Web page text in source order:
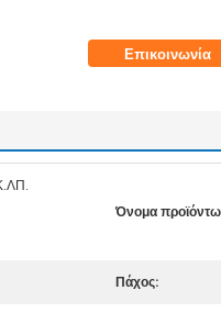
Επικοινωνία
Όνομα
Πάχος: